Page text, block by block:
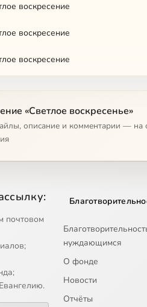
воскресение
воскресение
воскресение
воскресение
Палестины
звонарь
заутреня на Пасху
М.Е. Христова ночь
«Светлое воскресенье»
описание и комментарии — на
почтовом
нуждающимся
О фонде
Новости
Отчёты